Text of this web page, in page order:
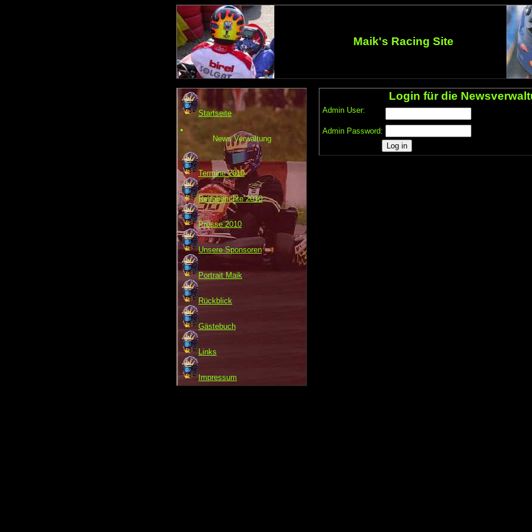
Maik's Racing Site
Startseite
News Verwaltung
Termine 2010
Rennberichte 2010
Presse 2010
Unsere Sponsoren
Portrait Maik
Rückblick
Gästebuch
Links
Impressum
Login für die
Admin User:
Admin Password: